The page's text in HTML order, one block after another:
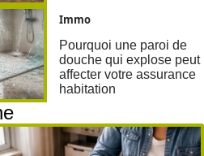
Immo
Pourquoi une paroi de
douche qui explose peut
affecter votre assurance
habitation